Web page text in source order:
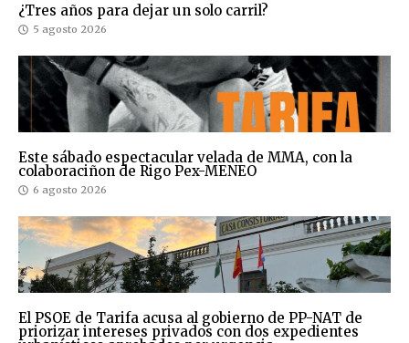
¿Tres años para dejar un solo carril?
5 agosto 2026
Este sábado espectacular velada de MMA, con la
colaboraciñon de Rigo Pex-MENEO
6 agosto 2026
El PSOE de Tarifa acusa al gobierno de PP-NAT de
priorizar intereses privados con dos expedientes